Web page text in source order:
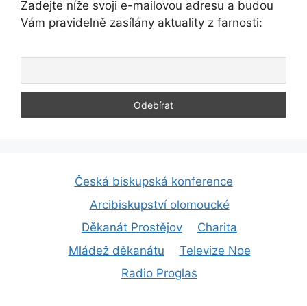
Zadejte níže svoji e-mailovou adresu a budou
Vám pravidelně zasílány aktuality z farnosti:
Česká biskupská konference
Arcibiskupství olomoucké
Děkanát Prostějov
Charita
Mládež děkanátu
Televize Noe
Radio Proglas